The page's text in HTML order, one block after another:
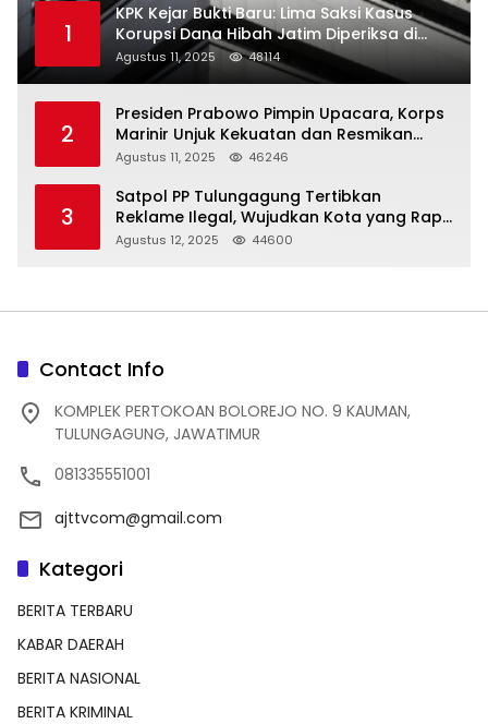
1
KPK Kejar Bukti Baru: Lima Saksi Kasus
Korupsi Dana Hibah Jatim Diperiksa di
Trenggalek
Agustus 11, 2025 48114
2
Presiden Prabowo Pimpin Upacara, Korps
Marinir Unjuk Kekuatan dan Resmikan
Struktur Baru
Agustus 11, 2025 46246
3
Satpol PP Tulungagung Tertibkan
Reklame Ilegal, Wujudkan Kota yang Rapi
dan Indah
Agustus 12, 2025 44600
Contact Info
KOMPLEK PERTOKOAN BOLOREJO NO. 9 KAUMAN,
TULUNGAGUNG, JAWATIMUR
081335551001
ajttvcom@gmail.com
Kategori
BERITA TERBARU
KABAR DAERAH
BERITA NASIONAL
BERITA KRIMINAL